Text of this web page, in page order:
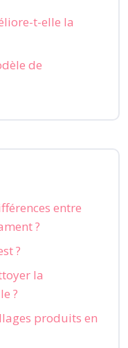
t-elle la
de
entre
?
?
la
?
produits en